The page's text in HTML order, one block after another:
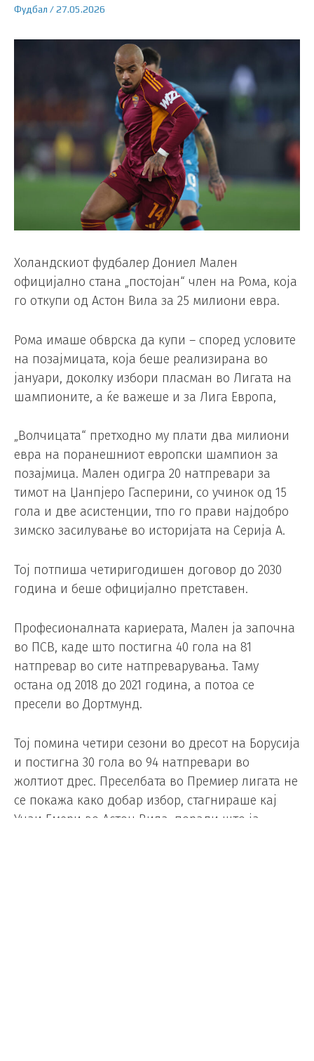
Фудбал /27.05.2026
Холандскиот фудбалер Дониел Мален
официјално стана „постојан“ член на Рома, која
го откупи од Астон Вила за 25 милиони евра.
Рома имаше обврска да купи – според условите
на позајмицата, која беше реализирана во
јануари, доколку избори пласман во Лигата на
шампионите, а ќе важеше и за Лига Европа,
„Волчицата“ претходно му плати два милиони
евра на поранешниот европски шампион за
позајмица. Мален одигра 20 натпревари за
тимот на Џанпјеро Гасперини, со учинок од 15
гола и две асистенции, тпо го прави најдобро
зимско засилување во историјата на Серија А.
Тој потпиша четиригодишен договор до 2030
година и беше официјално претставен.
Професионалната кариерата, Мален ја започна
во ПСВ, каде што постигна 40 гола на 81
натпревар во сите натпреварувања. Таму
остана од 2018 до 2021 година, а потоа се
пресели во Дортмунд.
Тој помина четири сезони во дресот на Борусија
и постигна 30 гола во 94 натпревари во
жолтиот дрес. Преселбата во Премиер лигата не
се покажа како добар избор, стагнираше кај
Унаи Емери во Астон Вила, поради што ја